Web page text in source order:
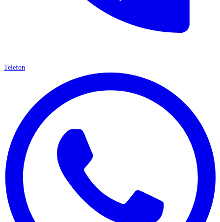
Telefon